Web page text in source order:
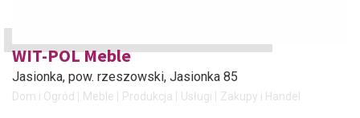
WIT-POL Meble
Jasionka, pow. rzeszowski, Jasionka 85
Dom i Ogród Meble Produkcja Usługi Zakupy i Handel